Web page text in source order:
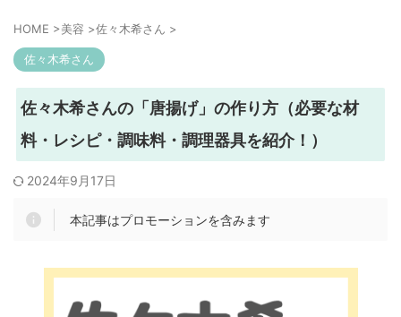
HOME >美容 >佐々木希さん >
佐々木希さん
佐々木希さんの「唐揚げ」の作り方（必要な材
料・レシピ・調味料・調理器具を紹介！）
2024年9月17日
本記事はプロモーションを含みます